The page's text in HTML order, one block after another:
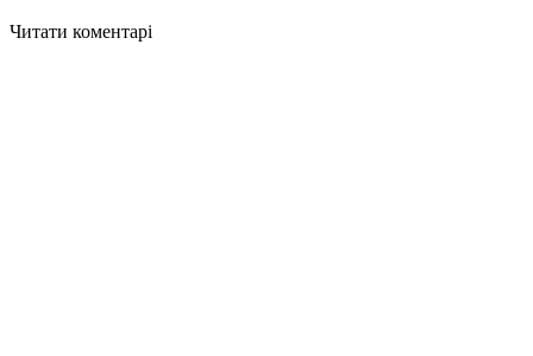
Читати коментарі